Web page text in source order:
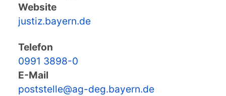
Website
justiz.bayern.de
Telefon
0991 3898-0
E-Mail
poststelle@ag-deg.bayern.de